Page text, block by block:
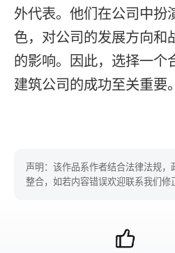
外代表。他们在公司中扮
色，对公司的发展方向和
的影响。因此，选择一个
建筑公司的成功至关重要。
声明：该作品系作者结合法律法规，
整合，如若内容错误欢迎联系我们修